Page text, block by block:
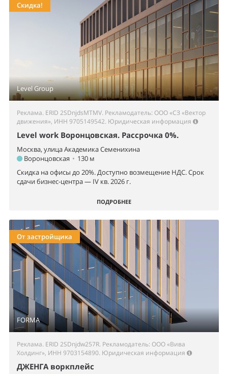
Level Group
Скидка!
Реклама. ERID 2SDnjdsMTMV. Рекламодатель: ООО «СЗ «Вектор
движения», ИНН 9705149542. Юридическая информация
Level work Воронцовская. Рассрочка 0%.
Москва, улица Академика Семенихина
Воронцовская • 130 м
Скидка на офисы до 20%. Доступно возмещение НДС. Срок
сдачи бизнес-центра — IV кв. 2026 г.
ПОДРОБНЕЕ
FORMA
От застройщика
Реклама. ERID 2SDnjdw257R. Рекламодатель: ООО «Вива
Холдинг», ИНН 9703154890. Юридическая информация
ДЖЕНГА воркплейс